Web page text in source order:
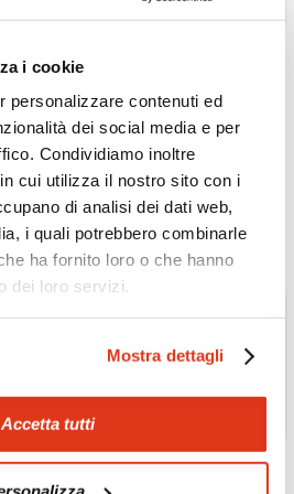
i cookie
personalizzare contenuti ed
dei social media e per
Condividiamo inoltre
cui utilizza il nostro sito con i
di analisi dei dati web,
i quali potrebbero combinarle
ha fornito loro o che hanno
dei loro servizi.
Mostra dettagli
Accetta tutti